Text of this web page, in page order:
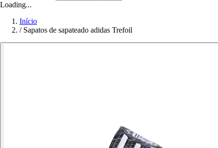
Loading...
Início
/ Sapatos de sapateado adidas Trefoil